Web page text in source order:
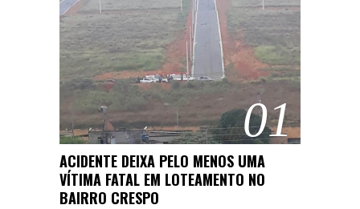
01
ACIDENTE DEIXA PELO MENOS UMA
VÍTIMA FATAL EM LOTEAMENTO NO
BAIRRO CRESPO